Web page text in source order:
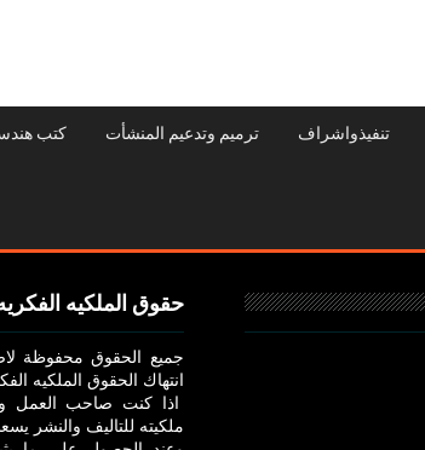
تنفيذواشراف ترميم وتدعيم المنشأت كتب
حقوق الملكيه
جميع الحقوق محفوظة
انتهاك الحقوق الملكيه
اذا كنت صاحب العمل
ملكيته للتاليف والنشر